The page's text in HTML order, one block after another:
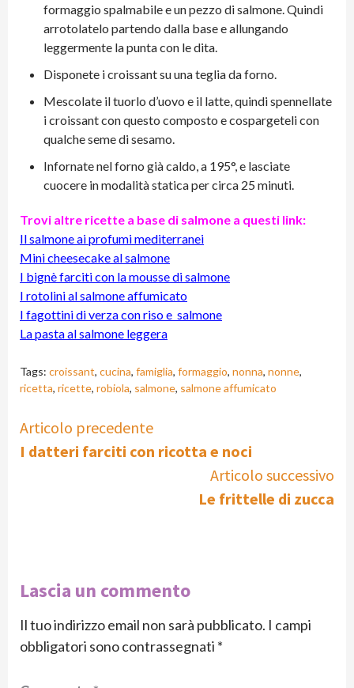
formaggio spalmabile e un pezzo di salmone. Quindi
arrotolatelo partendo dalla base e allungando
leggermente la punta con le dita.
Disponete i croissant su una teglia da forno.
Mescolate il tuorlo d’uovo e il latte, quindi spennellate
i croissant con questo composto e cospargeteli con
qualche seme di sesamo.
Infornate nel forno già caldo, a 195°, e lasciate
cuocere in modalità statica per circa 25 minuti.
Trovi altre ricette a base di salmone a questi link:
Il salmone ai profumi mediterranei
Mini cheesecake al salmone
I bignè farciti con la mousse di salmone
I rotolini al salmone affumicato
I fagottini di verza con riso e salmone
La pasta al salmone leggera
Tags: croissant, cucina, famiglia, formaggio, nonna, nonne,
ricetta, ricette, robiola, salmone, salmone affumicato
Continue
Reading
Articolo precedente
I datteri farciti con ricotta e noci
Articolo successivo
Le frittelle di zucca
Lascia un commento
Il tuo indirizzo email non sarà pubblicato. I campi
obbligatori sono contrassegnati *